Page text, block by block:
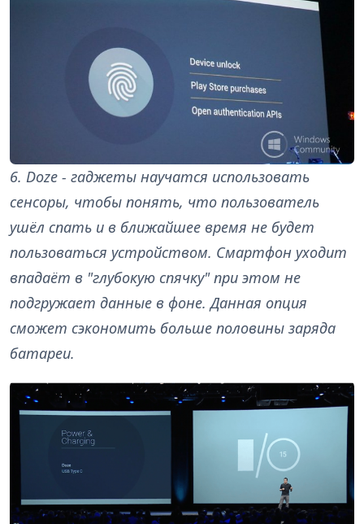
6. Doze - гаджеты научатся использовать
сенсоры, чтобы понять, что пользователь
ушёл спать и в ближайшее время не будет
пользоваться устройством. Смартфон уходит
впадаёт в "глубокую спячку" при этом не
подгружает данные в фоне. Данная опция
сможет сэкономить больше половины заряда
батареи.